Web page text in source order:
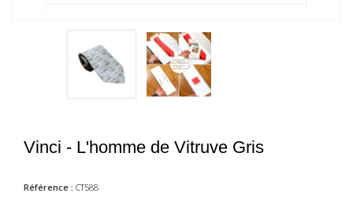
Vinci - L'homme de Vitruve Gris
Référence : CT588